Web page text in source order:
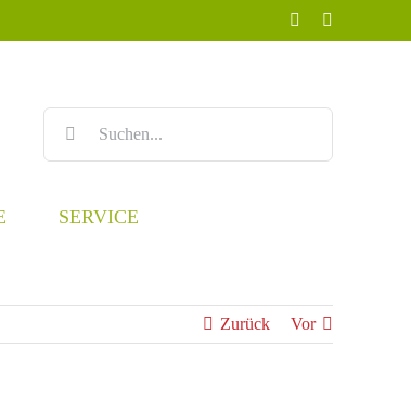
Facebook
SERVICE
Zurück Vor